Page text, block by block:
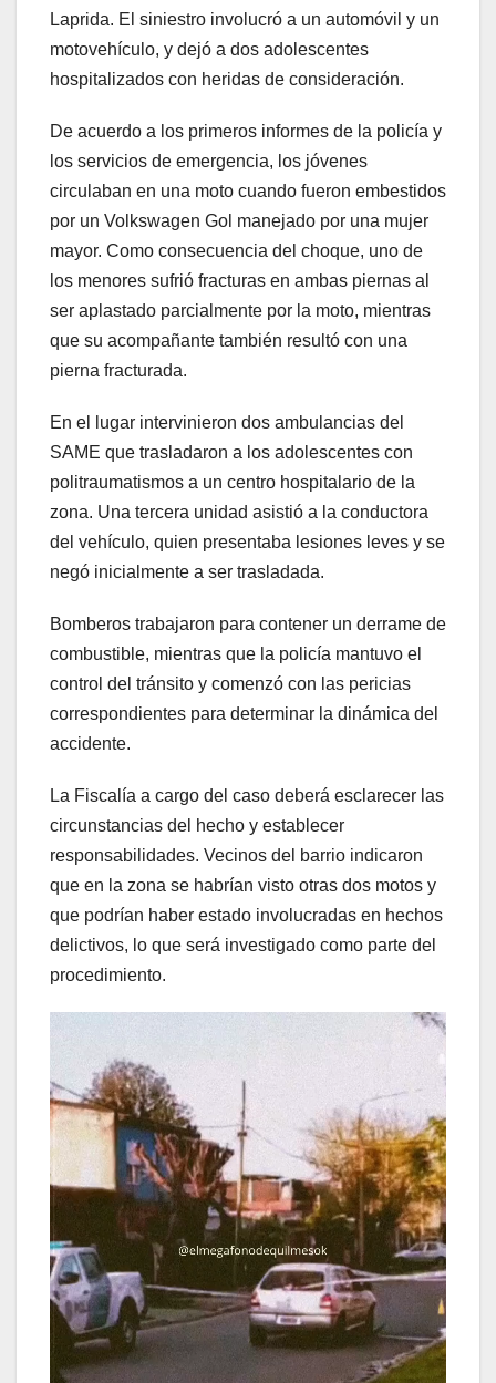
Laprida. El siniestro involucró a un automóvil y un
motovehículo, y dejó a dos adolescentes
hospitalizados con heridas de consideración.
De acuerdo a los primeros informes de la policía y
los servicios de emergencia, los jóvenes
circulaban en una moto cuando fueron embestidos
por un Volkswagen Gol manejado por una mujer
mayor. Como consecuencia del choque, uno de
los menores sufrió fracturas en ambas piernas al
ser aplastado parcialmente por la moto, mientras
que su acompañante también resultó con una
pierna fracturada.
En el lugar intervinieron dos ambulancias del
SAME que trasladaron a los adolescentes con
politraumatismos a un centro hospitalario de la
zona. Una tercera unidad asistió a la conductora
del vehículo, quien presentaba lesiones leves y se
negó inicialmente a ser trasladada.
Bomberos trabajaron para contener un derrame de
combustible, mientras que la policía mantuvo el
control del tránsito y comenzó con las pericias
correspondientes para determinar la dinámica del
accidente.
La Fiscalía a cargo del caso deberá esclarecer las
circunstancias del hecho y establecer
responsabilidades. Vecinos del barrio indicaron
que en la zona se habrían visto otras dos motos y
que podrían haber estado involucradas en hechos
delictivos, lo que será investigado como parte del
procedimiento.